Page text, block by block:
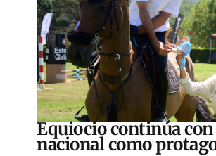
Equiocio continúa
nacional como